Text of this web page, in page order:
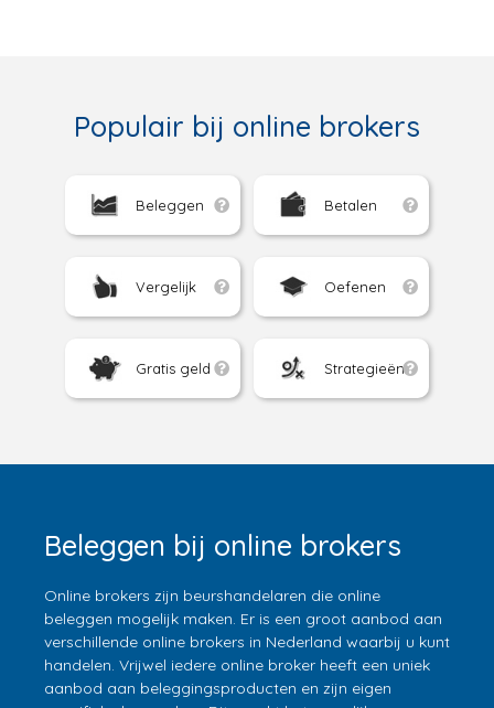
Populair bij online brokers
Beleggen Betalen
Vergelijk Oefenen
Gratis geld Strategieën
Beleggen bij online brokers
Online brokers zijn beurshandelaren die online
beleggen mogelijk maken. Er is een groot aanbod aan
verschillende online brokers in Nederland waarbij u kunt
handelen. Vrijwel iedere online broker heeft een uniek
aanbod aan beleggingsproducten en zijn eigen